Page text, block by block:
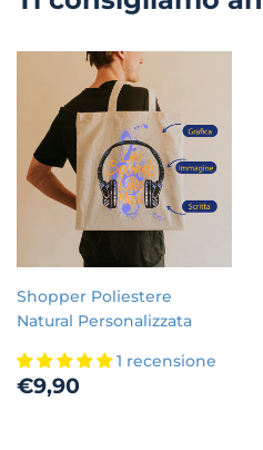
Shopper Poliestere
Natural Personalizzata
1 recensione
Prezzo
€9,90